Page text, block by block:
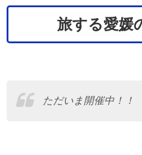
旅する愛媛
ただいま開催中！！